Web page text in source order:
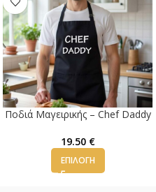
Ποδιά Μαγειρικής – Chef Daddy
19.50 €
ΕΠΙΛΟΓΉ